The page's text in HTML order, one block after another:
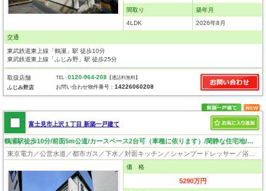
間取り
4LDK
築年月
2026年8月
交通
東武鉄道東上線「鶴瀬」駅 徒歩10分
東武鉄道東上線「ふじみ野」駅 徒歩25分
取扱店舗
ふじみ野店
TEL :0120-964-208 【通話料無料】
お問い合わせ物件番号：14226060208
富士見市上沢１丁目 新築一戸建て
鶴瀬駅徒歩10分/前面5m公道/カースペース2台可（車種に依ります）/閑静な住宅地/住環境良好
東京電力／公営水道／都市ガス／下水／対面キッチン／シャンプードレッサー／浴室換気乾燥機／ウォシュレット／システムキッチン／床下収納／フローリング／クローゼット／設計住宅性能評価付／建設住宅性能評価付／長期優良住宅
価 格
5290万円